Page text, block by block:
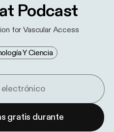
Podcast
for Vascular Access
Y Ciencia
gratis durante